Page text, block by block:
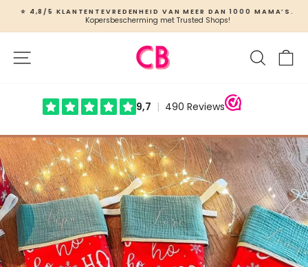
inhoud
Slideshow
⭐ 4,8/5 KLANTENTEVREDENHEID VAN MEER DAN 1000 MAMA’S.
Kopersbescherming met Trusted Shops!
Zoeken